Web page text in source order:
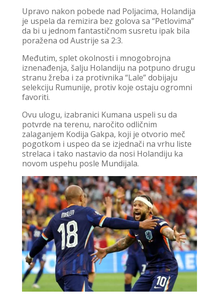
Upravo nakon pobede nad Poljacima, Holandija
je uspela da remizira bez golova sa “Petlovima”
da bi u jednom fantastičnom susretu ipak bila
poražena od Austrije sa 2:3.
Međutim, splet okolnosti i mnogobrojna
iznenađenja, šalju Holandiju na potpuno drugu
stranu žreba i za protivnika “Lale” dobijaju
selekciju Rumunije, protiv koje ostaju ogromni
favoriti.
Ovu ulogu, izabranici Kumana uspeli su da
potvrde na terenu, naročito odličnim
zalaganjem Kodija Gakpa, koji je otvorio meč
pogotkom i uspeo da se izjednači na vrhu liste
strelaca i tako nastavio da nosi Holandiju ka
novom uspehu posle Mundijala.